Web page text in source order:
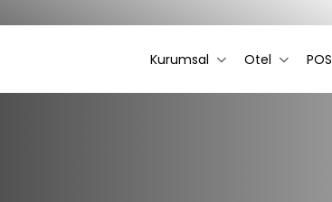
Kurumsal Otel POS